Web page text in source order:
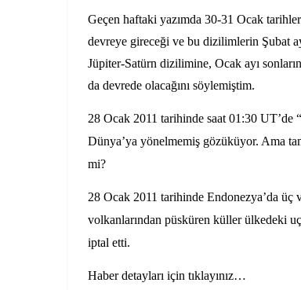
Geçen haftaki yazımda 30-31 Ocak
devreye gireceği ve bu dizilimlerin Şubat
Jüpiter-Satürn dizilimine, Ocak ayı
da devrede olacağını söylemiştim.
28 Ocak 2011 tarihinde saat 01:30 UT’de
Dünya’ya yönelmemiş gözüküyor. Ama
mi?
28 Ocak 2011 tarihinde Endonezya’da üç
volkanlarından püsküren küller ülkedeki
iptal etti.
Haber detayları için tıklayınız…